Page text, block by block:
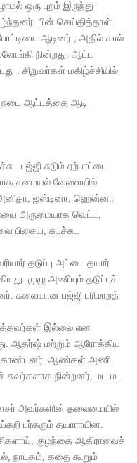
ஒரு புறம் இருந்து
பின் செய்தித்தாள்
ஆடினர் , அதில் கால்
நின்றது. ஆட்ட
, சிறுவர்கள் மகிழ்ச்சியில்
நடை ஆட்டத்தை ஆடி
பஜ்ஜி சுடும் ஏற்பாட்டை
சமையல் வேளையில்
அனிதா, ஜஸ்டினா, ஹென்னா
அருமையாக வெட்ட,
பிசைய, சுடச்சுட
தடுப்பு அட்டை தயார்
முழு அணியும் தடுப்புச்
சுவையான பஜ்ஜி பரிமாறத்
இல்லை என
ஆதர்ஷ் மற்றும் ஆரோக்கிய
ஆண்கள் அணி
சுவர்களாக நின்றனர், மட மட
லாசர் அவர்களின் தலைமையில்
பர்கரும் தயாராயின.
குழந்தை ஆதிராவைச்
நாடகம், கதை கூறும்